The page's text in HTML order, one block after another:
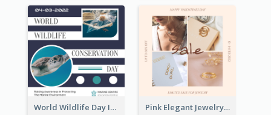
World Wildlife Day Instagram Post Pink Elegant Jewelry Sale Valentines Day Instagram Post